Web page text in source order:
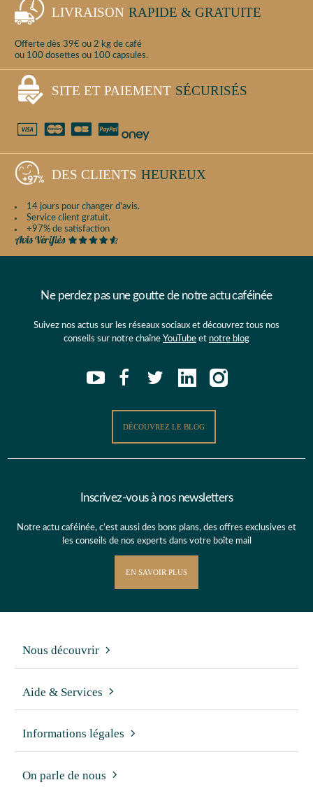
LIVRAISON RAPIDE & GRATUITE
Offerte dès 39€ ou 2 kg de café
ou 100 dosettes ou 100 capsules.
SITE ET PAIEMENT SÉCURISÉS
DES CLIENTS HEUREUX
14 jours pour changer d'avis.
Service client gratuit.
+97% de satisfaction
Ne perdez pas une goutte de notre actu caféinée
Suivez nos actus sur les réseaux sociaux et découvrez tous nos
conseils sur notre chaîne YouTube et notre blog
DÉCOUVREZ LE BLOG
Inscrivez-vous à nos newsletters
Notre actu caféinée, c’est aussi des bons plans, des offres exclusives et
les conseils de nos experts dans votre boîte mail
EN SAVOIR PLUS
Nous découvrir
Aide & Services
Informations légales
On parle de nous